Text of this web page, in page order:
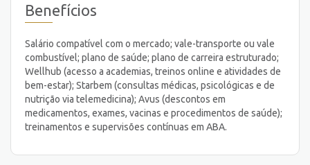
Benefícios
Salário compatível com o mercado; vale-transporte ou vale
combustível; plano de saúde; plano de carreira estruturado;
Wellhub (acesso a academias, treinos online e atividades de
bem-estar); Starbem (consultas médicas, psicológicas e de
nutrição via telemedicina); Avus (descontos em
medicamentos, exames, vacinas e procedimentos de saúde);
treinamentos e supervisões contínuas em ABA.